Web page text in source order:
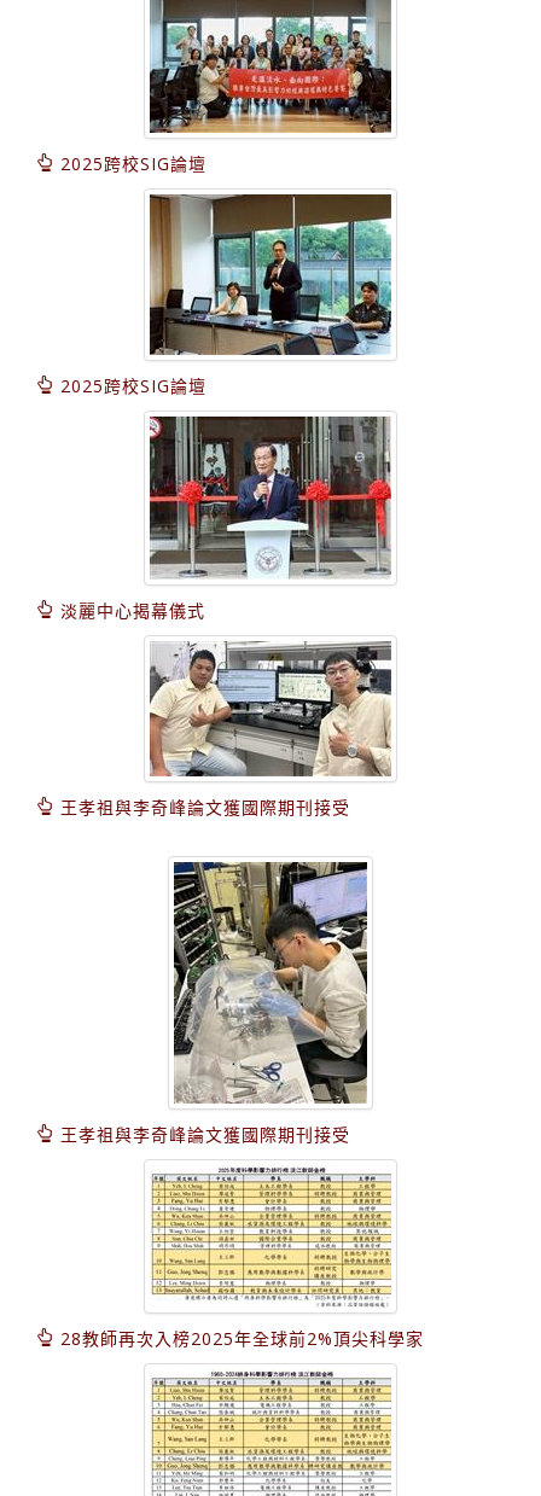
2025跨校SIG論壇
2025跨校SIG論壇
淡麗中心揭幕儀式
王孝祖與李奇峰論文獲國際期刊接受
王孝祖與李奇峰論文獲國際期刊接受
28教師再次入榜2025年全球前2%頂尖科學家